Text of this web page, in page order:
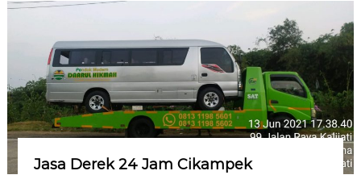
R
C
I
K
A
M
E
Jasa Derek 24 Jam Cikampek